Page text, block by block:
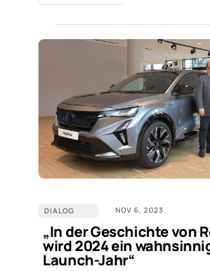
DIALOG NOV 6, 2023
„In der Geschichte von
wird 2024 ein
Launch-Jahr“